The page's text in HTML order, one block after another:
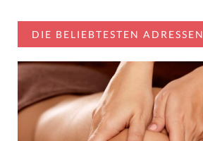
DIE BELIEBTESTEN ADRESSEN